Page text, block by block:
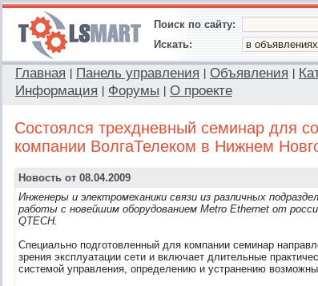
Поиск по сайту:
Искать:
Главная Панель управления Объявления
Информация Форумы О проекте
Состоялся трехдневный семинар для
компании ВолгаТелеком в Нижнем
Новость от 08.04.2009
Инженеры и электромеханики связи из различных
работы с новейшим оборудованием Metro Ethernet от
QTECH.
Специально подготовленный для компании семинар
зрения эксплуатации сети и включает длительные
системой управления, определению и устранению